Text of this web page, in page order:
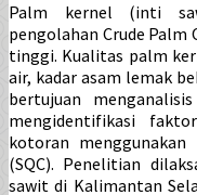
Palm kernel (inti
pengolahan Crude
tinggi. Kualitas palm
air, kadar asam lemak
bertujuan
mengidentifikasi
kotoran
(SQC). Penelitian
sawit di Kalimantan